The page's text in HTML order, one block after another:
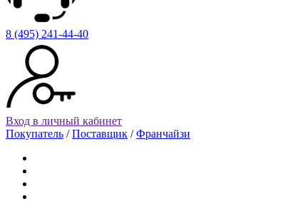
8 (495) 241-44-40
Вход в личный кабинет
Покупатель /Поставщик /Франчайзи